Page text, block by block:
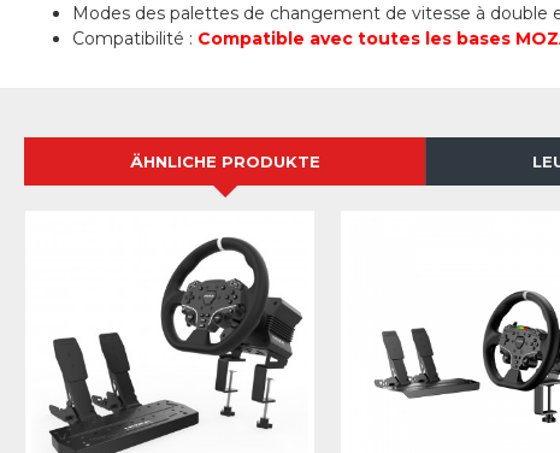
Modes des palettes de changement de vitesse à double
Compatibilité : Compatible avec toutes les bases
ÄHNLICHE PRODUKTE